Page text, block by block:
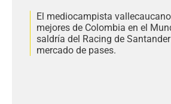
El mediocampista
mejores de Colombia en el
saldría del Racing de
mercado de pases.